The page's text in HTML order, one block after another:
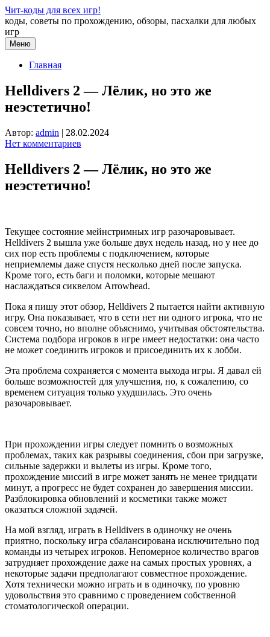
Перейти
к
содержимому
Чит-коды для всех игр!
коды, советы по прохождению, обзоры, пасхалки для любых
игр
Меню
Главная
Helldivers 2 — Лёлик, но это же
неэстетично!
Автор: admin | 28.02.2024
Нет комментариев
Helldivers 2 — Лёлик, но это же
неэстетично!
Текущее состояние мейнстримных игр разочаровывает.
Helldivers 2 вышла уже больше двух недель назад, но у нее до
сих пор есть проблемы с подключением, которые
неприемлемы даже спустя несколько дней после запуска.
Кроме того, есть баги и поломки, которые мешают
наслаждаться сиквелом Arrowhead.
Пока я пишу этот обзор, Helldivers 2 пытается найти активную
игру. Она показывает, что в сети нет ни одного игрока, что не
совсем точно, но вполне объяснимо, учитывая обстоятельства.
Система подбора игроков в игре имеет недостатки: она часто
не может соединить игроков и присоединить их к лобби.
Эта проблема сохраняется с момента выхода игры. Я давал ей
больше возможностей для улучшения, но, к сожалению, со
временем ситуация только ухудшилась. Это очень
разочаровывает.
При прохождении игры следует помнить о возможных
проблемах, таких как разрывы соединения, сбои при загрузке,
сильные задержки и вылеты из игры. Кроме того,
прохождение миссий в игре может занять не менее тридцати
минут, а прогресс не будет сохранен до завершения миссии.
Разблокировка обновлений и косметики также может
оказаться сложной задачей.
На мой взгляд, играть в Helldivers в одиночку не очень
приятно, поскольку игра сбалансирована исключительно под
команды из четырех игроков. Непомерное количество врагов
затрудняет прохождение даже на самых простых уровнях, а
некоторые задачи предполагают совместное прохождение.
Хотя технически можно играть и в одиночку, по уровню
удовольствия это сравнимо с проведением собственной
стоматологической операции.